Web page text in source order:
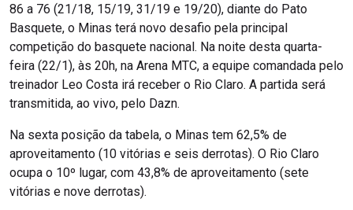
86 a 76 (21/18, 15/19, 31/19 e 19/20), diante do Pato
Basquete, o Minas terá novo desafio pela principal
competição do basquete nacional. Na noite desta quarta-
feira (22/1), às 20h, na Arena MTC, a equipe comandada pelo
treinador Leo Costa irá receber o Rio Claro. A partida será
transmitida, ao vivo, pelo Dazn.
Na sexta posição da tabela, o Minas tem 62,5% de
aproveitamento (10 vitórias e seis derrotas). O Rio Claro
ocupa o 10º lugar, com 43,8% de aproveitamento (sete
vitórias e nove derrotas).